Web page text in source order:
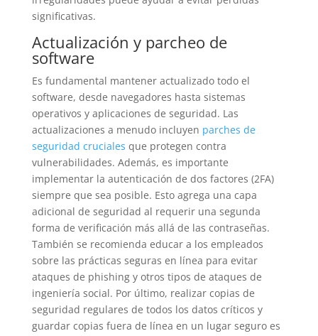
significativas.
Actualización y parcheo de
software
Es fundamental mantener actualizado todo el
software, desde navegadores hasta sistemas
operativos y aplicaciones de seguridad. Las
actualizaciones a menudo incluyen parches de
seguridad cruciales que protegen contra
vulnerabilidades. Además, es importante
implementar la autenticación de dos factores (2FA)
siempre que sea posible. Esto agrega una capa
adicional de seguridad al requerir una segunda
forma de verificación más allá de las contraseñas.
También se recomienda educar a los empleados
sobre las prácticas seguras en línea para evitar
ataques de phishing y otros tipos de ataques de
ingeniería social. Por último, realizar copias de
seguridad regulares de todos los datos críticos y
guardar copias fuera de línea en un lugar seguro es